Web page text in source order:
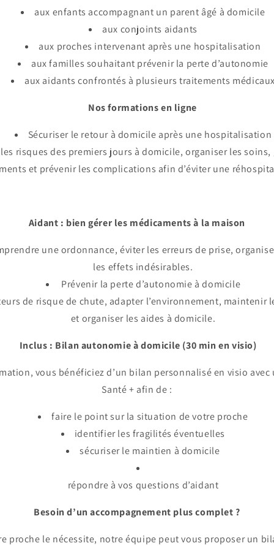
aux enfants accompagnant un parent âgé à domicile
aux conjoints aidants
aux proches intervenant après une hospitalisation
aux familles souhaitant prévenir la perte d’autonomie
aux aidants confrontés à plusieurs traitements
Nos formations en ligne
Sécuriser le retour à domicile après une hospitalisation
risques des premiers jours à domicile, organiser les soins,
et prévenir les complications afin d’éviter une
Aidant : bien gérer les médicaments à la maison
une ordonnance, éviter les erreurs de prise,
les effets indésirables.
Prévenir la perte d’autonomie à domicile
de risque de chute, adapter l’environnement, maintenir
et organiser les aides à domicile.
Inclus : Bilan autonomie à domicile (30 min en visio)
vous bénéficiez d’un bilan personnalisé en visio
Santé + afin de :
faire le point sur la situation de votre proche
identifier les fragilités éventuelles
sécuriser le maintien à domicile
répondre à vos questions d’aidant
Besoin d’un accompagnement plus complet ?
proche le nécessite, notre équipe peut vous proposer un